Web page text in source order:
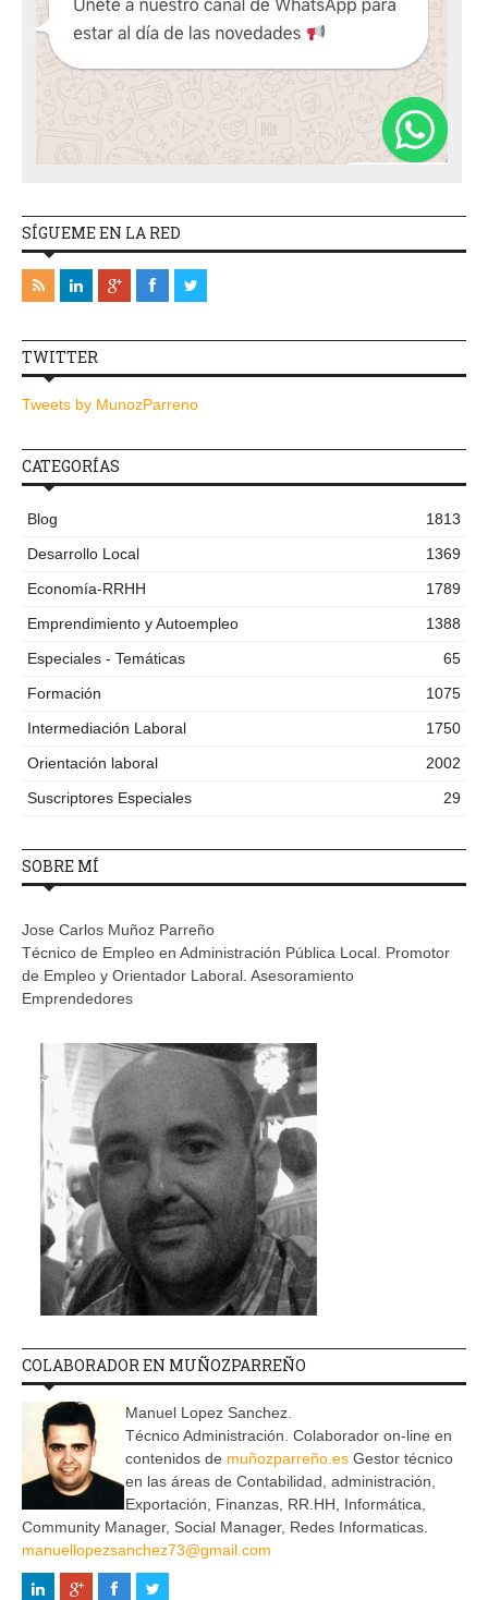
SÍGUEME EN LA RED
TWITTER
Tweets by MunozParreno
CATEGORÍAS
Blog
1813
Desarrollo Local
1369
Economía-RRHH
1789
Emprendimiento y Autoempleo
1388
Especiales - Temáticas
65
Formación
1075
Intermediación Laboral
1750
Orientación laboral
2002
Suscriptores Especiales
29
SOBRE MÍ
Jose Carlos Muñoz Parreño
Técnico de Empleo en Administración Pública Local. Promotor
de Empleo y Orientador Laboral. Asesoramiento
Emprendedores
COLABORADOR EN MUÑOZPARREÑO
Manuel Lopez Sanchez.
Técnico Administración. Colaborador on-line en
contenidos de muñozparreño.es Gestor técnico
en las áreas de Contabilidad, administración,
Exportación, Finanzas, RR.HH, Informática,
Community Manager, Social Manager, Redes Informaticas.
manuellopezsanchez73@gmail.com